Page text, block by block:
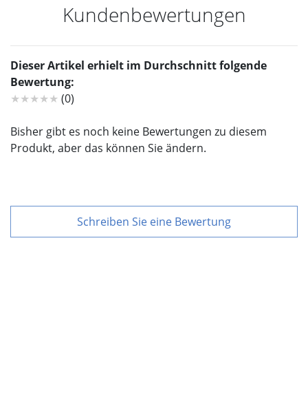
Kundenbewertungen
Dieser Artikel erhielt im Durchschnitt folgende
Bewertung:
★★★★★ (0)
Bisher gibt es noch keine Bewertungen zu diesem
Produkt, aber das können Sie ändern.
Schreiben Sie eine Bewertung